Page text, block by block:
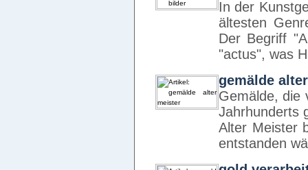
In der
ältesten
Der Begriff
"actus", was
gemälde
Gemälde, die
Jahrhunderts
Alter Meister
entstanden